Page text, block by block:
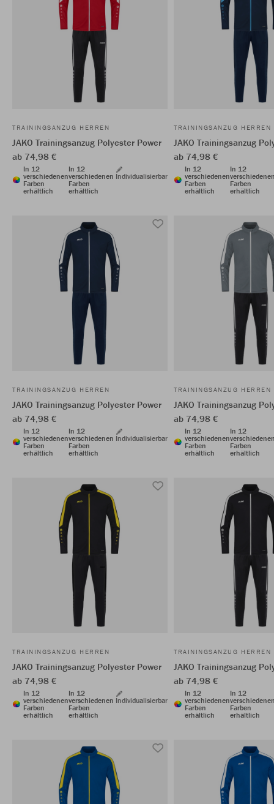
TRAININGSANZUG HERREN
JAKO Trainingsanzug Polyester Power
ab 74,98 €
In 12
verschiedenen
Farben
erhältlich
In 12
verschiedenen
Farben
erhältlich
Individualisierbar
TRAININGSANZUG HERREN
JAKO Trainingsanzug
ab 74,98 €
In 12
verschiedenen
Farben
erhältlich
In 12
Farben
erhältlich
TRAININGSANZUG HERREN
JAKO Trainingsanzug Polyester Power
ab 74,98 €
In 12
verschiedenen
Farben
erhältlich
In 12
verschiedenen
Farben
erhältlich
Individualisierbar
TRAININGSANZUG HERREN
JAKO Trainingsanzug
ab 74,98 €
In 12
verschiedenen
Farben
erhältlich
In 12
Farben
erhältlich
TRAININGSANZUG HERREN
JAKO Trainingsanzug Polyester Power
ab 74,98 €
In 12
verschiedenen
Farben
erhältlich
In 12
verschiedenen
Farben
erhältlich
Individualisierbar
TRAININGSANZUG HERREN
JAKO Trainingsanzug
ab 74,98 €
In 12
verschiedenen
Farben
erhältlich
In 12
Farben
erhältlich